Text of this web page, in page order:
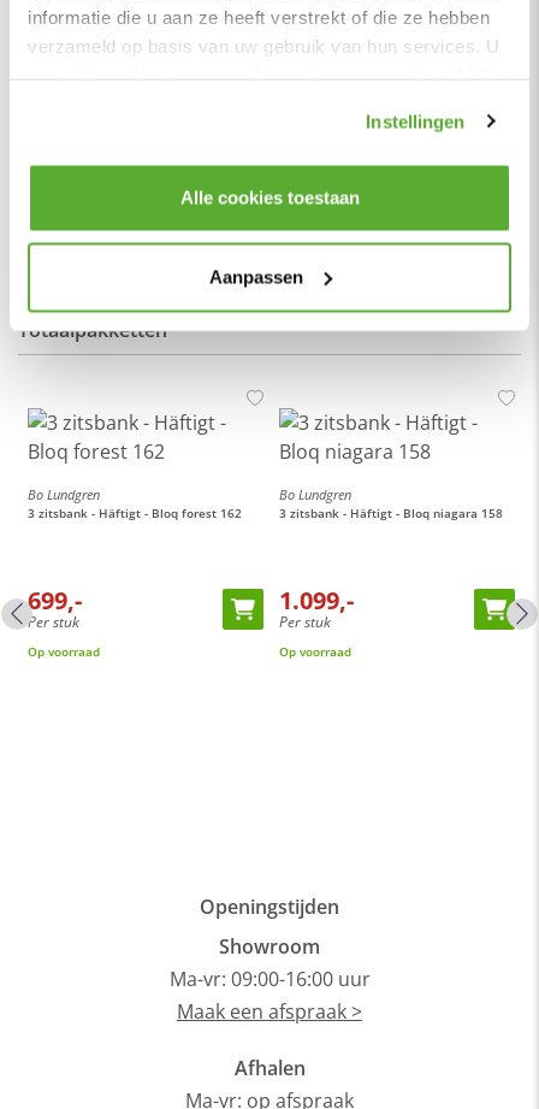
informatie die u aan ze heeft verstrekt of die ze hebben
verzameld op basis van uw gebruik van hun services. U
Instellingen
Alle cookies toestaan
Aanpassen
Zithoogte
44 cm
Hoogte rugleuning
43 cm
Lees meer
Totaalpakketten
Bo Lundgren
3 zitsbank - Häftigt - Bloq forest 162
699,-
Per stuk
Op voorraad
Bo Lundgren
3 zitsbank - Häftigt - Bloq niagara 158
1.099,-
Per stuk
Op voorraad
Openingstijden
Showroom
Ma-vr: 09:00-16:00 uur
Maak een afspraak >
Afhalen
Ma-vr: op afspraak